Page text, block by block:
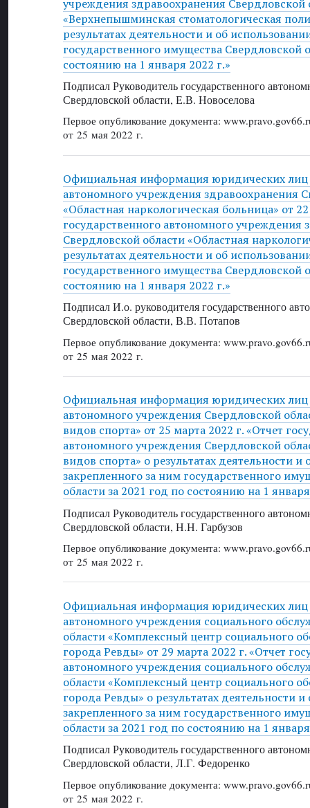
учреждения здравоохранения Свердловской
«Верхнепышминская стоматологическая
результатах деятельности и об
государственного имущества Свердловской
состоянию на 1 января 2022 г.»
Подписал Руководитель государственного
Свердловской области, Е.В. Новоселова
Первое опубликование документа:
от 25 мая 2022 г.
Официальная информация юридических лиц
автономного учреждения здравоохранения
«Областная наркологическая больница» от
государственного автономного учреждения
Свердловской области «Областная
результатах деятельности и об
государственного имущества Свердловской
состоянию на 1 января 2022 г.»
Подписал И.о. руководителя государственного
Свердловской области, В.В. Потапов
Первое опубликование документа:
от 25 мая 2022 г.
Официальная информация юридических лиц
автономного учреждения Свердловской
видов спорта» от 25 марта 2022 г. «Отчет
автономного учреждения Свердловской
видов спорта» о результатах деятельности и
закрепленного за ним государственного
области за 2021 год по состоянию на 1
Подписал Руководитель государственного
Свердловской области, Н.Н. Гарбузов
Первое опубликование документа:
от 25 мая 2022 г.
Официальная информация юридических лиц
автономного учреждения социального
области «Комплексный центр социального
города Ревды» от 29 марта 2022 г. «Отчет
автономного учреждения социального
области «Комплексный центр социального
города Ревды» о результатах деятельности
закрепленного за ним государственного
области за 2021 год по состоянию на 1
Подписал Руководитель государственного
Свердловской области, Л.Г. Федоренко
Первое опубликование документа:
от 25 мая 2022 г.